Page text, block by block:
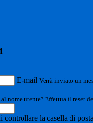
E-mail Verrà inviato un
nome utente? Effettua il reset
controllare la casella di